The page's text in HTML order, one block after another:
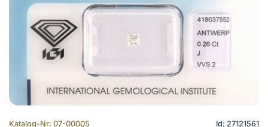
Katalog-Nr: 07-00005 Id: 27121561